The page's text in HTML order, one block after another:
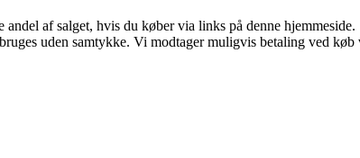
af salget, hvis du køber via links på denne hjemmeside.
uden samtykke. Vi modtager muligvis betaling ved